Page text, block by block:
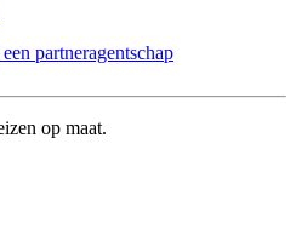
partneragentschap
op maat.